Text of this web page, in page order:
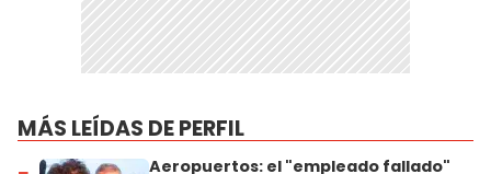
MÁS LEÍDAS DE PERFIL
Aeropuertos: el "empleado fallado"